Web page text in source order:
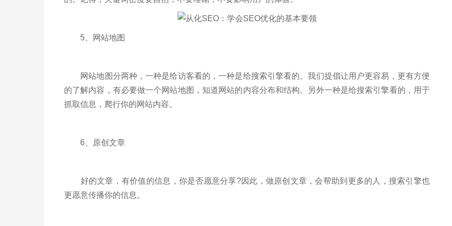
5、网站地图
网站地图分两种，一种是给访客看的，一种是给搜索引擎看的。我们提倡让用户更容易，更有方便
的了解内容，有必要做一个网站地图，知道网站的内容分布和结构。另外一种是给搜索引擎看的，用于
抓取信息，爬行你的网站内容。
6、原创文章
好的文章，有价值的信息，你是否愿意分享?因此，做原创文章，会帮助到更多的人，搜索引擎也
更愿意传播你的信息。